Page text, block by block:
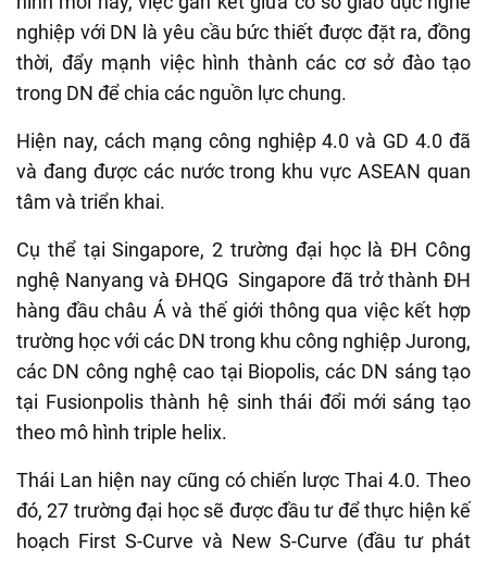
nghiệp với DN là yêu cầu bức thiết được đặt ra, đồng
thời, đẩy mạnh việc hình thành các cơ sở đào tạo
trong DN để chia các nguồn lực chung.
Hiện nay, cách mạng công nghiệp 4.0 và GD 4.0 đã
và đang được các nước trong khu vực ASEAN quan
tâm và triển khai.
Cụ thể tại Singapore, 2 trường đại học là ĐH Công
nghệ Nanyang và ĐHQG Singapore đã trở thành ĐH
hàng đầu châu Á và thế giới thông qua việc kết hợp
trường học với các DN trong khu công nghiệp Jurong,
các DN công nghệ cao tại Biopolis, các DN sáng tạo
tại Fusionpolis thành hệ sinh thái đổi mới sáng tạo
theo mô hình triple helix.
Thái Lan hiện nay cũng có chiến lược Thai 4.0. Theo
đó, 27 trường đại học sẽ được đầu tư để thực hiện kế
hoạch First S-Curve và New S-Curve (đầu tư phát